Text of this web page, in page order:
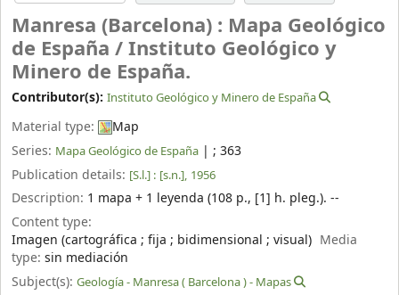
Manresa (Barcelona) : Mapa Geológico
de España /Instituto Geológico y
Minero de España.
Contributor(s): Instituto Geológico y Minero de España
Material type:
Map
Series: Mapa Geológico de España | ; 363
Publication details: [S.l.] : [s.n.], 1956
Description: 1 mapa + 1 leyenda (108 p., [1] h. pleg.). --
Content type:
Imagen (cartográfica ; fija ; bidimensional ; visual) Media
type: sin mediación
Subject(s): Geología - Manresa ( Barcelona ) - Mapas